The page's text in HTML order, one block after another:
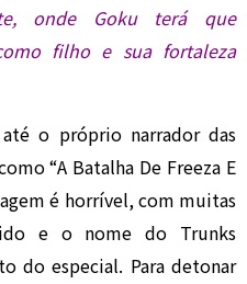
onde Goku terá que
filho e sua fortaleza
o próprio narrador das
“A Batalha De Freeza E
é horrível, com muitas
e o nome do Trunks
do especial. Para detonar